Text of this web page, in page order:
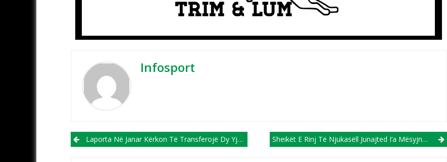
Infosport
Post navigation
Laporta Në Janar Kërkon Të Transferojë Dy Yjet E Serie A Sheikët E Rinj Të Njukasëll Junajted I’a Mësyjnë Edhe Interit!